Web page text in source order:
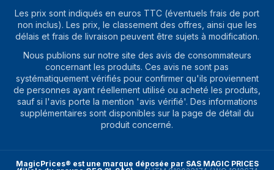
Les prix sont indiqués en euros TTC (éventuels frais de port
non inclus). Les prix, le classement des offres, ainsi que les
délais et frais de livraison peuvent être sujets à modification.
Nous publions sur notre site des avis de consommateurs
concernant les produits. Ces avis ne sont pas
systématiquement vérifiés pour confirmer qu'ils proviennent
de personnes ayant réellement utilisé ou acheté les produits,
sauf si l'avis porte la mention 'avis vérifié'. Des informations
supplémentaires sont disponibles sur la page de détail du
produit concerné.
MagicPrices® est une marque déposée par SAS MAGIC PRICES